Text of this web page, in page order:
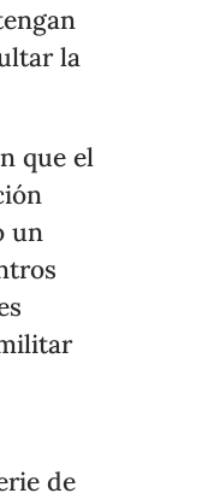
la
que el
un
de